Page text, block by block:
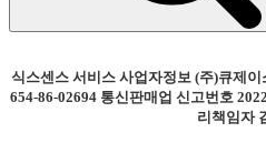
식스센스 서비스 사업자정보 (주)큐제
654-86-02694 통신판매업 신고번호
리책임자